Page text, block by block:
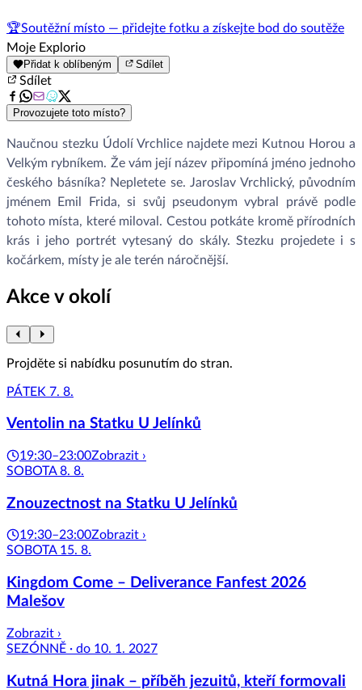
🏆Soutěžní místo — přidejte fotku a získejte bod do soutěže
Moje Explorio
Přidat k oblíbeným Sdílet
Sdílet
Provozujete toto místo?
Naučnou stezku Údolí Vrchlice najdete mezi Kutnou Horou a
Velkým rybníkem. Že vám její název připomíná jméno jednoho
českého básníka? Nepletete se. Jaroslav Vrchlický, původním
jménem Emil Frida, si svůj pseudonym vybral právě podle
tohoto místa, které miloval. Cestou potkáte kromě přírodních
krás i jeho portrét vytesaný do skály. Stezku projedete i s
kočárkem, místy je ale terén náročnější.
Akce v okolí
Projděte si nabídku posunutím do stran.
PÁTEK 7. 8.
Ventolin na Statku U Jelínků
19:30–23:00Zobrazit ›
SOBOTA 8. 8.
Znouzectnost na Statku U Jelínků
19:30–23:00Zobrazit ›
SOBOTA 15. 8.
Kingdom Come – Deliverance Fanfest 2026
Malešov
Zobrazit ›
SEZÓNNĚ · do 10. 1. 2027
Kutná Hora jinak – příběh jezuitů, kteří formovali